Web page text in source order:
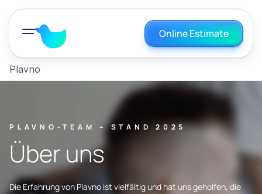
Online Estimate
Plavno
PLAVNO-TEAM – STAND 2025
Über uns
Die Erfahrung von Plavno ist vielfältig und hat uns geholfen, die